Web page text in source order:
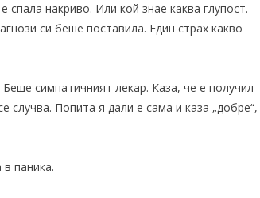
накриво. Или кой знае каква глупост.
си беше поставила. Един страх какво
симпатичният лекар. Каза, че е получил
случва. Попита я дали е сама и каза „добре“,
паника.